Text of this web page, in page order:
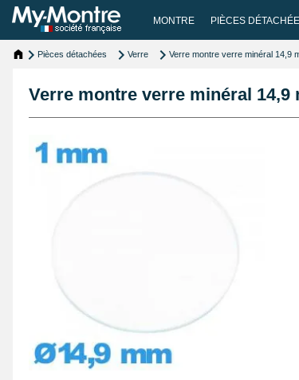
MONTRE PIÈCES
Pièces détachées Verre Verre montre verre minéral 14,9
Verre montre verre minéral